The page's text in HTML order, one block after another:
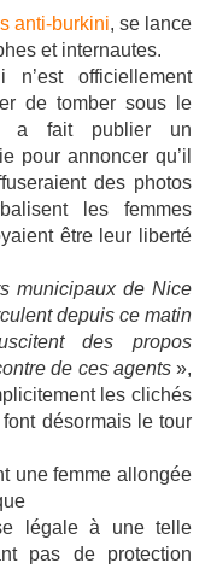
anti-burkini, se lance
et internautes.
officiellement
de tomber sous le
a fait publier un
pour annoncer qu’il
des photos
les femmes
être leur liberté
municipaux de Nice
depuis ce matin
des propos
de ces agents»,
les clichés
désormais le tour
une femme allongée
légale à une telle
pas de protection